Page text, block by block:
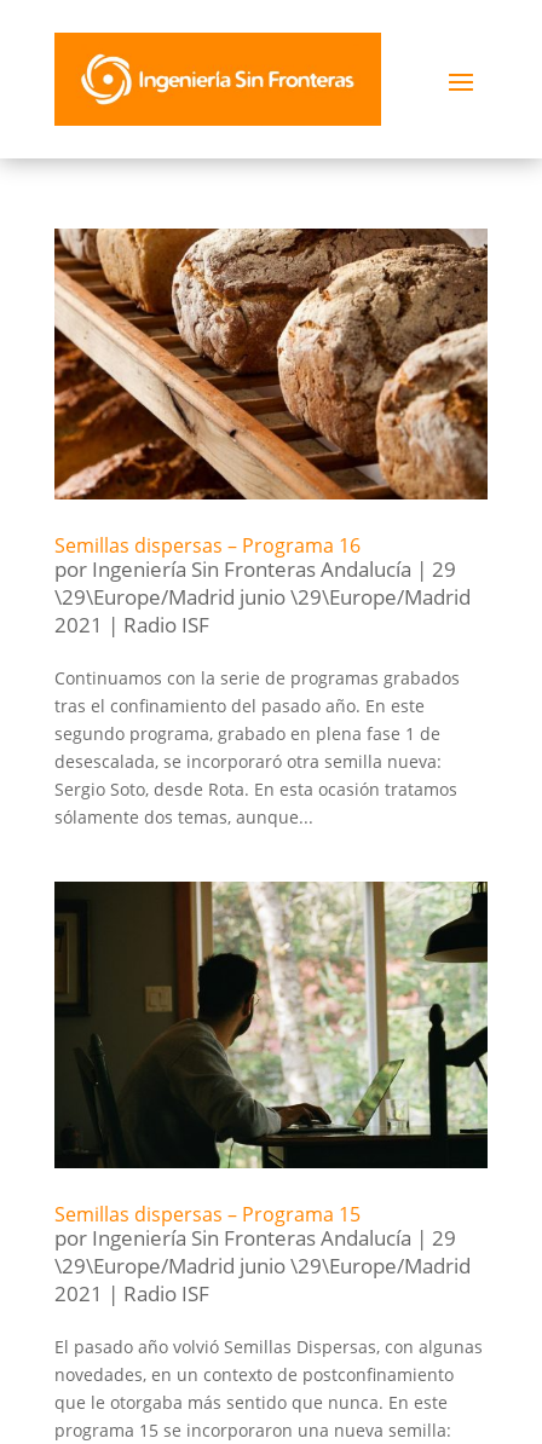
Semillas dispersas – Programa 16
por Ingeniería Sin Fronteras Andalucía | 29
\29\Europe/Madrid junio \29\Europe/Madrid
2021 | Radio ISF
Continuamos con la serie de programas grabados
tras el confinamiento del pasado año. En este
segundo programa, grabado en plena fase 1 de
desescalada, se incorporaró otra semilla nueva:
Sergio Soto, desde Rota. En esta ocasión tratamos
sólamente dos temas, aunque...
Semillas dispersas – Programa 15
por Ingeniería Sin Fronteras Andalucía | 29
\29\Europe/Madrid junio \29\Europe/Madrid
2021 | Radio ISF
El pasado año volvió Semillas Dispersas, con algunas
novedades, en un contexto de postconfinamiento
que le otorgaba más sentido que nunca. En este
programa 15 se incorporaron una nueva semilla: